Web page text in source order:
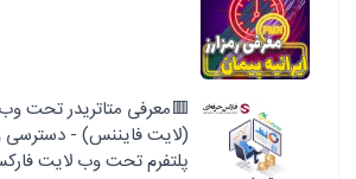
🟥معرفی متاتریدر تحت
(لایت فایننس) - دسترسی
پلتفرم تحت وب لایت